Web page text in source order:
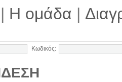
| Η ομάδα |
Κωδικός: